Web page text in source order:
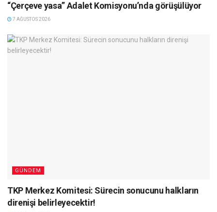
“Çerçeve yasa” Adalet Komisyonu’nda görüşülüyor
7 AĞUSTOS 2026
GÜNDEM
TKP Merkez Komitesi: Sürecin sonucunu halkların
direnişi belirleyecektir!